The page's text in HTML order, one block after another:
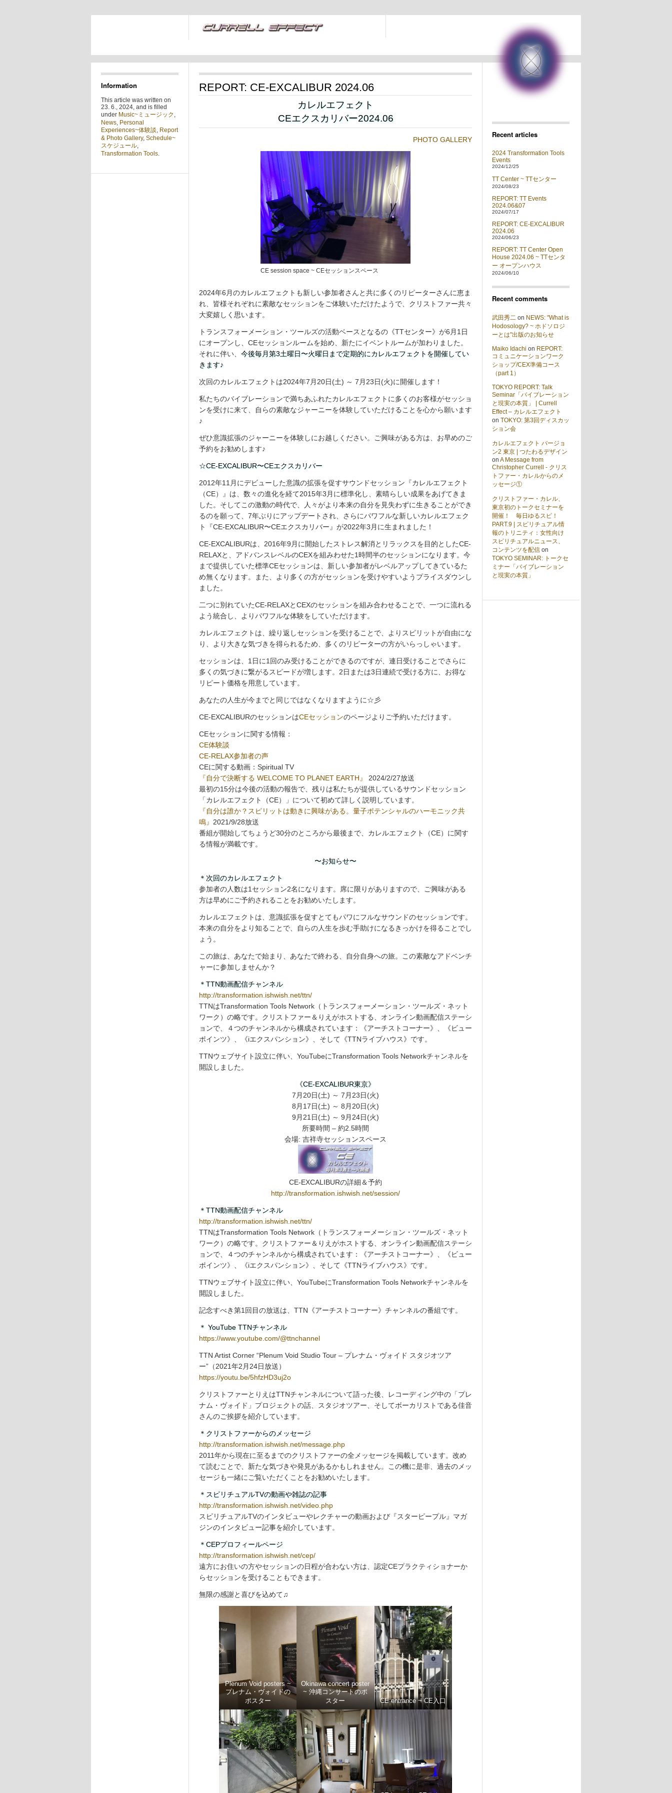
Information
This article was written on
23. 6., 2024, and is filled
under Music~ミュージック ,
News, Personal
Experiences~体験談, Report
& Photo Gallery, Schedule~
スケジュール,
Transformation Tools.
REPORT: CE-EXCALIBUR 2024.06
カレルエフェクト
CEエクスカリバー2024.06
PHOTO GALLERY
CE session space ~ CEセッションスペース
2024年6月のカレルエフェクトも新しい参加者さんと共に多くのリピーターさんに恵ま
れ、皆様それぞれに素敵なセッションをご体験いただけたようで、クリストファー共々
大変嬉しく思います。
トランスフォーメーション・ツールズの活動ベースとなるの《TTセンター》が6月1日
にオープンし、CEセッションルームを始め、新たにイベントルームが加わりました。
それに伴い、 今後毎月第3土曜日〜火曜日まで定期的にカレルエフェクトを開催してい
きます♪
次回のカレルエフェクトは2024年7月20日(土) ～ 7月23日(火)に開催します！
私たちのバイブレーションで満ちあふれたカレルエフェクトに多くのお客様がセッショ
ンを受けに来て、自らの素敵なジャーニーを体験していただけることを心から願います
♪
ぜひ意識拡張のジャーニーを体験しにお越しください。ご興味がある方は、お早めのご
予約をお勧めします♪
☆CE-EXCALIBUR〜CEエクスカリバー
2012年11月にデビューした意識の拡張を促すサウンドセッション『カレルエフェクト
（CE）』は、数々の進化を経て2015年3月に標準化し、素晴らしい成果をあげてきま
した。そしてこの激動の時代で、人々がより本来の自分を見失わずに生きることができ
るのを願って、7年ぶりにアップデートされ、さらにパワフルな新しいカレルエフェク
ト『CE-EXCALIBUR〜CEエクスカリバー』が2022年3月に生まれました！
CE-EXCALIBURは、2016年9月に開始したストレス解消とリラックスを目的としたCE-
RELAXと、アドバンスレベルのCEXを組みわせた1時間半のセッションになります。今
まで提供していた標準CEセッションは、新しい参加者がレベルアップしてきているた
め無くなります。また、より多くの方がセッションを受けやすいようプライスダウンし
ました。
二つに別れていたCE-RELAXとCEXのセッションを組み合わせることで、一つに流れる
よう統合し、よりパワフルな体験をしていただけます。
カレルエフェクトは、繰り返しセッションを受けることで、よりスピリットが自由にな
り、より大きな気づきを得られるため、多くのリピーターの方がいらっしゃいます。
セッションは、1日に1回のみ受けることができるのですが、連日受けることでさらに
多くの気づきに繋がるスピードが増します。2日または3日連続で受ける方に、お得な
リピート価格を用意しています。
あなたの人生が今までと同じではなくなりますように☆彡
CE-EXCALIBURのセッションはCEセッションのページよりご予約いただけます。
CEセッションに関する情報：
CE体験談
CE-RELAX参加者の声
CEに関する動画：Spiritual TV
『自分で決断する WELCOME TO PLANET EARTH』
2024/2/27放送
最初の15分は今後の活動の報告で、残りは私たちが提供しているサウンドセッション
「カレルエフェクト（CE）」について初めて詳しく説明しています。
『自分は誰か？スピリットは動きに興味がある。量子ポテンシャルのハーモニック共
鳴』 2021/9/28放送
番組が開始してちょうど30分のところから最後まで、カレルエフェクト（CE）に関す
る情報が満載です。
〜お知らせ〜
＊次回のカレルエフェクト
参加者の人数は1セッション2名になります。席に限りがありますので、ご興味がある
方は早めにご予約されることをお勧めいたします。
カレルエフェクトは、意識拡張を促すとてもパワにフルなサウンドのセッションです。
本来の自分をより知ることで、自らの人生を歩む手助けになるきっかけを得ることでし
ょう。
この旅は、あなたで始まり、あなたで終わる、自分自身への旅。この素敵なアドベンチ
ャーに参加しませんか？
＊TTN動画配信チャンネル
http://transformation.ishwish.net/ttn/
TTNはTransformation Tools Network（トランスフォーメーション・ツールズ・ネット
ワーク）の略です。クリストファー＆りえがホストする、オンライン動画配信ステーシ
ョンで、４つのチャンネルから構成されています：《アーチストコーナー》、《ビュー
ポインツ》、《iエクスパンション》、そして《TTNライブハウス》です。
TTNウェブサイト設立に伴い、YouTubeにTransformation Tools Networkチャンネルを
開設しました。
《CE-EXCALIBUR東京》
7月20日(土) ～ 7月23日(火)
8月17日(土) ～ 8月20日(火)
9月21日(土) ～ 9月24日(火)
所要時間 – 約2.5時間
会場: 吉祥寺セッションスペース
CE-EXCALIBURの詳細＆予約
http://transformation.ishwish.net/session/
＊TTN動画配信チャンネル
http://transformation.ishwish.net/ttn/
TTNはTransformation Tools Network（トランスフォーメーション・ツールズ・ネット
ワーク）の略です。クリストファー＆りえがホストする、オンライン動画配信ステーシ
ョンで、４つのチャンネルから構成されています：《アーチストコーナー》、《ビュー
ポインツ》、《iエクスパンション》、そして《TTNライブハウス》です。
TTNウェブサイト設立に伴い、YouTubeにTransformation Tools Networkチャンネルを
開設しました。
記念すべき第1回目の放送は、TTN《アーチストコーナー》チャンネルの番組です。
＊ YouTube TTNチャンネル
https://www.youtube.com/@ttnchannel
TTN Artist Corner “Plenum Void Studio Tour – プレナム・ヴォイド スタジオツア
ー”（2021年2月24日放送）
https://youtu.be/5hfzHD3uj2o
クリストファーとりえはTTNチャンネルについて語った後、レコーディング中の「プレ
ナム・ヴォイド」プロジェクトの話、スタジオツアー、そしてボーカリストである佳音
さんのご挨拶を紹介しています。
＊クリストファーからのメッセージ
http://transformation.ishwish.net/message.php
2011年から現在に至るまでのクリストファーの全メッセージを掲載しています。改め
て読むことで、新たな気づきや発見があるかもしれません。この機に是非、過去のメッ
セージも一緒にご覧いただくことをお勧めいたします。
＊スピリチュアルTVの動画や雑誌の記事
http://transformation.ishwish.net/video.php
スピリチュアルTVのインタビューやレクチャーの動画および『スターピープル』マガ
ジンのインタビュー記事を紹介しています。
＊CEPプロフィールページ
http://transformation.ishwish.net/cep/
遠方にお住いの方やセッションの日程が合わない方は、認定CEプラクティショナーか
らセッションを受けることもできます。
無限の感謝と喜びを込めて♫
Plenum Void posters ~
プレナム・ヴォイドの
ポスター
Okinawa concert poster
~ 沖縄コンサートのポ
スター
CE entrance ~ CE入口
Recent articles
2024 Transformation Tools
Events
2024/12/25
TT Center ~ TTセンター
2024/08/23
REPORT: TT Events
2024.06&07
2024/07/17
REPORT: CE-EXCALIBUR
2024.06
2024/06/23
REPORT: TT Center Open
House 2024.06 ~ TTセンタ
ー オープンハウス
2024/06/10
Recent comments
武田秀二 on NEWS: "What is
Hodosology? ~ ホドソロジ
ーとは"出版のお知らせ
Maiko Idachi on REPORT:
コミュニケーションワーク
ショップ/CEX準備コース
（part 1）
TOKYO REPORT: Talk
Seminar「バイブレーション
と現実の本質」 | Currell
Effect – カレルエフェクト
on TOKYO: 第3回ディスカッ
ション会
カレルエフェクト バージョ
ン2 東京 | つたわるデザイン
on A Message from
Christopher Currell - クリス
トファー・カレルからのメ
ッセージ①
クリストファー・カレル、
東京初のトークセミナーを
開催！ 毎日ゆるスピ！
PART.9 | スピリチュアル情
報のトリニティ：女性向け
スピリチュアルニュース、
コンテンツを配信 on
TOKYO SEMINAR: トークセ
ミナー「バイブレーション
と現実の本質」